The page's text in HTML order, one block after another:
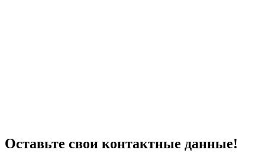
Оставьте свои контактные данные!